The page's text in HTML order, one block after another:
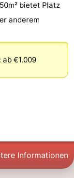
bietet Platz
anderem
: ab €1.009
Informationen